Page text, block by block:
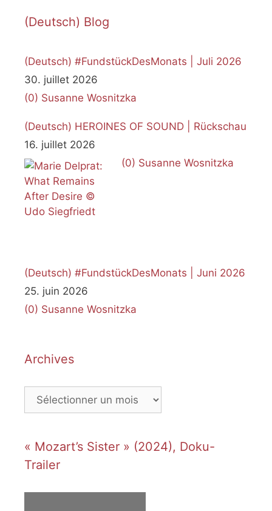
(Deutsch) Blog
(Deutsch) #FundstückDesMonats | Juli 2026
30. juillet 2026
(0) Susanne Wosnitzka
(Deutsch) HEROINES OF SOUND | Rückschau
16. juillet 2026
(0) Susanne Wosnitzka
(Deutsch) #FundstückDesMonats | Juni 2026
25. juin 2026
(0) Susanne Wosnitzka
Archives
Archives
« Mozart’s Sister » (2024), Doku-
Trailer